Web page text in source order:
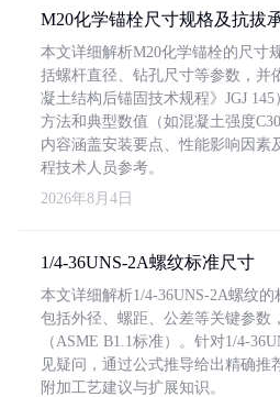
M20化学锚栓尺寸规格及抗拔
本文详细解析M20化学锚栓的尺寸
括螺杆直径、钻孔尺寸等参数，并
凝土结构后锚固技术规程》JGJ
方法和典型数值（如混凝土强度
内容涵盖安装要点、性能影响因素
程技术人员参考。
2026年8月4日
1/4-36UNS-2A螺纹标准尺寸
本文详细解析1/4-36UNS-2A螺纹的
包括外径、螺距、公差等关键参数
（ASME B1.1标准）。针对1/4-
见疑问，通过公式推导给出精确推
附加工艺建议与扩展知识。